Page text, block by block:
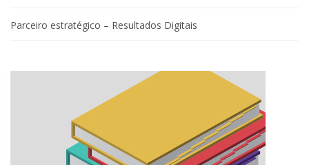
Parceiro estratégico – Resultados Digitais